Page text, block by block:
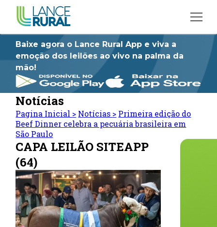
Baixe agora o Lance Rural App e viva a
emoção dos leilões ao vivo na palma da
mão!
Notícias
Pagina Inicial > Notícias > Primeira edição do
Beef Dinner celebra a pecuária brasileira em
São Paulo
CAPA LEILÃO SITEAPP
(64)